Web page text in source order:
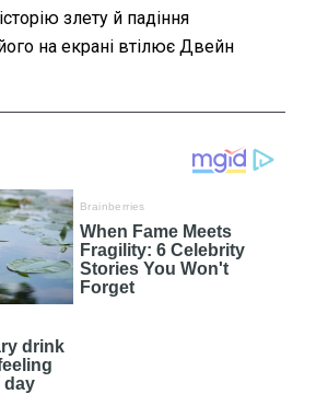
злету й падіння
на екрані втілює Двейн